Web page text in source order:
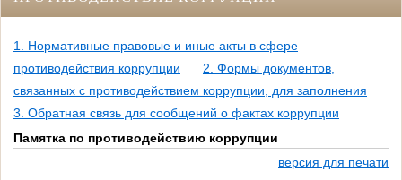
1. Нормативные правовые и иные акты в сфере
противодействия коррупции
2. Формы документов,
связанных с противодействием коррупции, для заполнения
3. Обратная связь для сообщений о фактах коррупции
Памятка по противодействию коррупции
версия для печати